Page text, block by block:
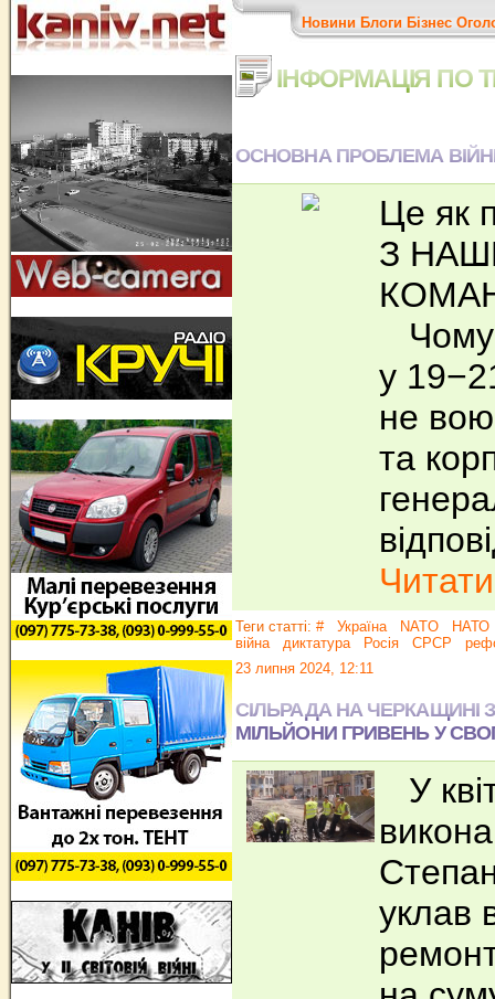
Новини Блоги Бізнес
ІНФОРМАЦІЯ ПО
ОСНОВНА ПРОБЛЕМА ВІЙНИ
Це як
З
Чому
у
не
та
Теги статті: # Україна NATO
НАТО
війна
диктатура Росія СРСР
23 липня 2024, 12:11
СІЛЬРАДА НА ЧЕРКАЩИНІ
МІЛЬЙОНИ ГРИВЕНЬ У
У
уклав